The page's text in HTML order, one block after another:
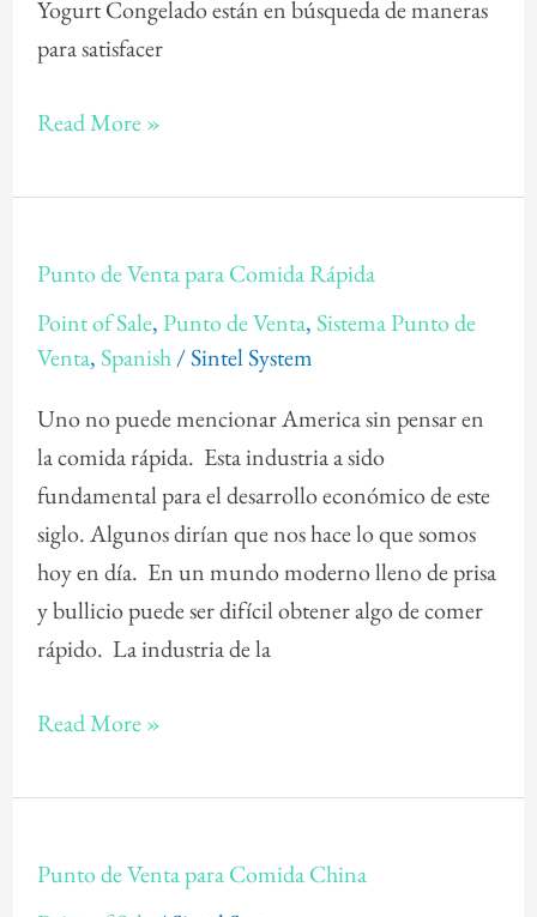
Yogurt Congelado están en búsqueda de maneras
para satisfacer
Read More »
Punto de Venta para Comida Rápida
Point of Sale,Punto de Venta,Sistema Punto de
Venta,Spanish/Sintel System
Uno no puede mencionar America sin pensar en
la comida rápida. Esta industria a sido
fundamental para el desarrollo económico de este
siglo. Algunos dirían que nos hace lo que somos
hoy en día. En un mundo moderno lleno de prisa
y bullicio puede ser difícil obtener algo de comer
rápido. La industria de la
de
Venta
para
Comida
Rápida
Read More »
Punto de Venta para Comida China
de